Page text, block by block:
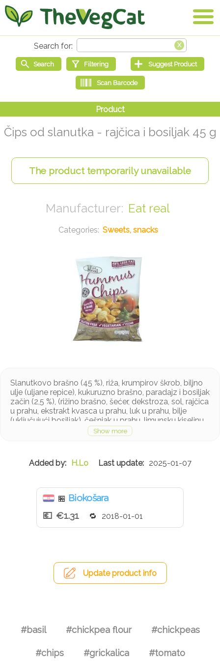
Čips od slanutka - rajčica i bosiljak 45 g
Eat real
Sweets, snacks
Slanutkovo brašno (45 %), riža, krumpirov škrob, biljno
ulje (uljane repice), kukuruzno brašno, paradajz i bosiljak
začin (2,5 %), (rižino brašno, šećer, dekstroza, sol, rajčica
u prahu, ekstrakt kvasca u prahu, luk u prahu, bilje
(uključujući bosiljak), češnjak u prahu, limunsku kiselinu,
prirodne boje (E160c), prirodne arome, začini)
Bez glutena, bez GMO-a
H.Lo 2025-01-07
🏪 Biokošara
€1.31
2018-01-01
Update product info
#basil #chickpea flour #chickpeas
#chips #grickalica #tomato